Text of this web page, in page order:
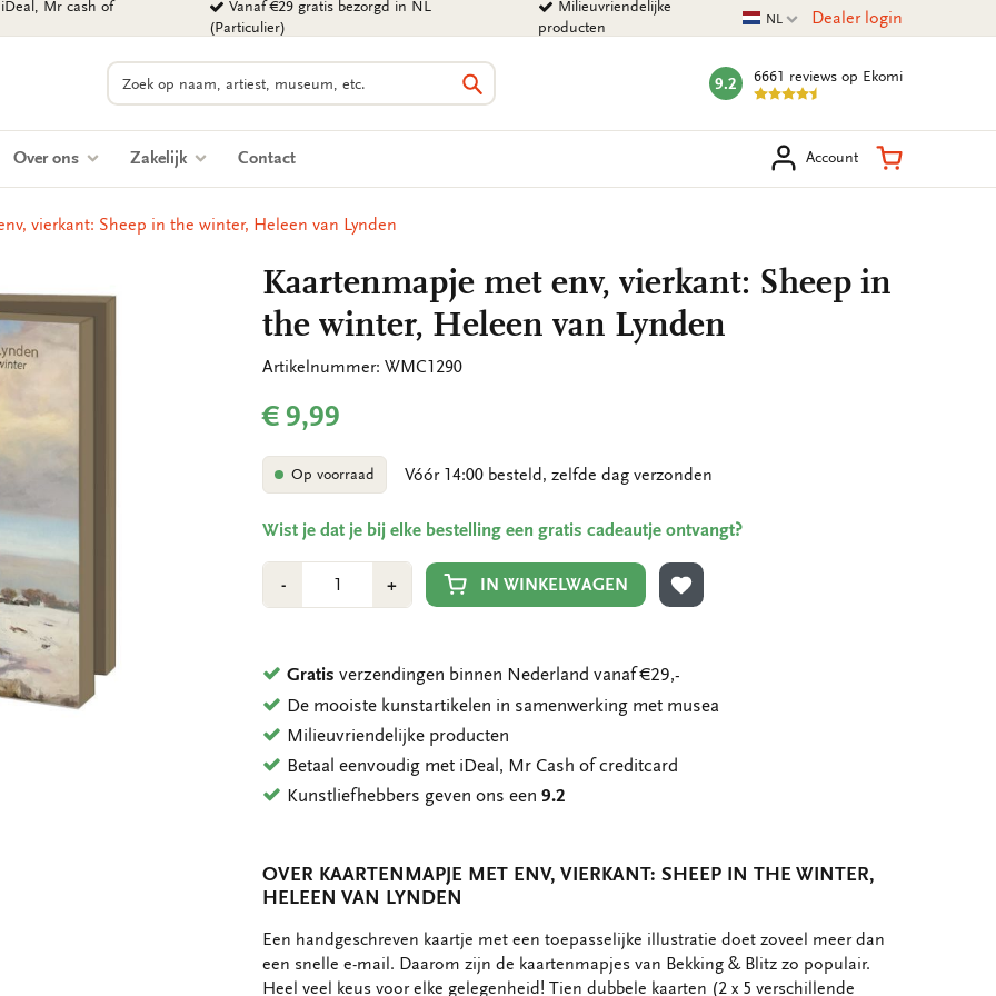
Mr cash of
Vanaf €29 gratis bezorgd in NL
(Particulier)
Milieuvriendelijke
producten
Huidige taal
NL Dealer login
Zoeken
Zoeken
mark:
9.2 6661 reviews op Ekomi
Over ons Zakelijk Contact Account Winkelmand
vierkant: Sheep in the winter, Heleen van Lynden
Kaartenmapje met env, vierkant: Sheep in
the winter, Heleen van Lynden
Artikelnummer: WMC1290
€ 9,99
Op voorraad Vóór 14:00 besteld, zelfde dag verzonden
Wist je dat je bij elke bestelling een gratis cadeautje ontvangt?
-Min
1
+Plus
1
IN WINKELWAGEN
TOEVOEGEN AAN VERLANGLIJST
Gratis verzendingen binnen Nederland vanaf €29,-
De mooiste kunstartikelen in samenwerking met musea
Milieuvriendelijke producten
Betaal eenvoudig met iDeal, Mr Cash of creditcard
Kunstliefhebbers geven ons een9.2
OVER KAARTENMAPJE MET ENV, VIERKANT: SHEEP IN THE WINTER,
HELEEN VAN LYNDEN
OMSCHRIJVING
Een handgeschreven kaartje met een toepasselijke illustratie doet zoveel meer dan
een snelle e-mail. Daarom zijn de kaartenmapjes van Bekking & Blitz zo populair.
Heel veel keus voor elke gelegenheid! Tien dubbele kaarten (2 x 5 verschillende